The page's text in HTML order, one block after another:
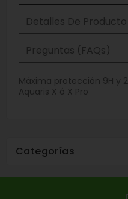
Detalles De Producto
Preguntas (FAQs)
Máxima protección 9H y
Aquaris X ó X Pro
Categorías